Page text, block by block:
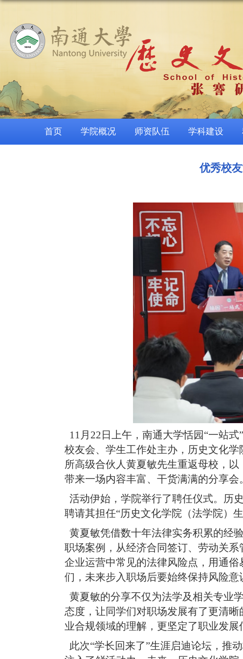
首页 学院概况 师资队伍 学科建设
优秀校
11月22日上午，南通大学恬园“一站
校友会、学生工作处主办，历史文化
所高级合伙人黄夏敏先生重返母校，
带来一场内容丰富、干货满满的分享会。
活动伊始，学院举行了聘任仪式。历
聘请其担任“历史文化学院（法学院）
黄夏敏凭借数十年法律实务积累的经
职场案例，从经济合同签订、劳动关
企业运营中常见的法律风险点，用通
们，未来步入职场后要始终保持风险意
黄夏敏的分享不仅为法学及相关专业
态度，让同学们对职场发展有了更清
业合规领域的理解，更坚定了职业发
此次“学长回来了”生涯启迪论坛，推